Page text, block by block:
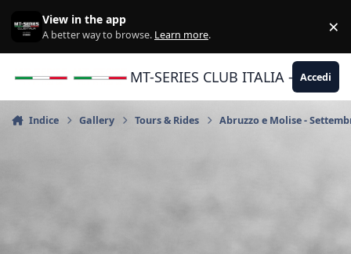
View in the app
A better way to browse. Learn more. ×
MT-SERIES CLUB ITALIA -Accedi
Indice Gallery Tours & Rides Abruzzo e Molise -